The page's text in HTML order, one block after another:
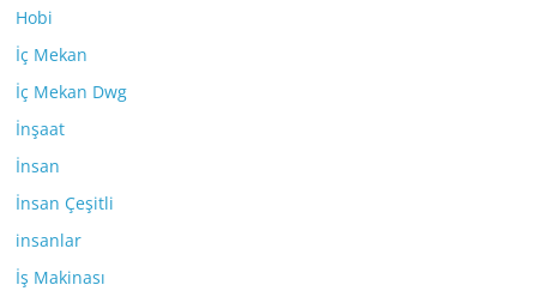
Hobi
İç Mekan
İç Mekan Dwg
İnşaat
İnsan
İnsan Çeşitli
insanlar
İş Makinası